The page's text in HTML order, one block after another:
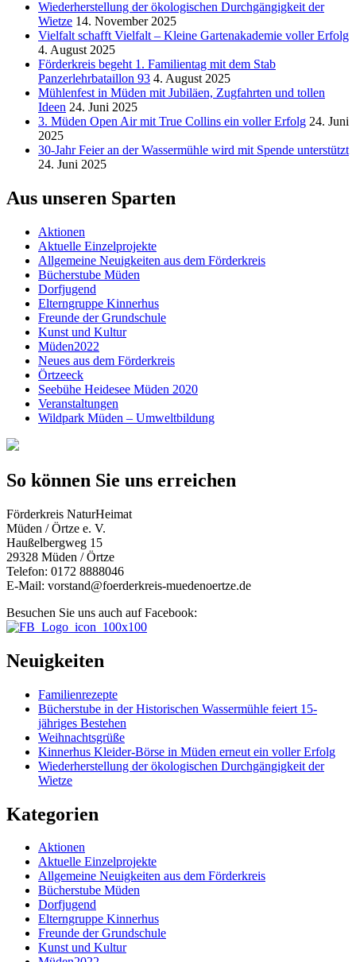
Wiederherstellung der ökologischen Durchgängigkeit der
Wietze 14. November 2025
Vielfalt schafft Vielfalt – Kleine Gartenakademie voller Erfolg
4. August 2025
Förderkreis begeht 1. Familientag mit dem Stab
Panzerlehrbataillon 93 4. August 2025
Mühlenfest in Müden mit Jubiläen, Zugfahrten und tollen
Ideen 24. Juni 2025
3. Müden Open Air mit True Collins ein voller Erfolg 24. Juni
2025
30-Jahr Feier an der Wassermühle wird mit Spende unterstützt
24. Juni 2025
Aus unseren Sparten
Aktionen
Aktuelle Einzelprojekte
Allgemeine Neuigkeiten aus dem Förderkreis
Bücherstube Müden
Dorfjugend
Elterngruppe Kinnerhus
Freunde der Grundschule
Kunst und Kultur
Müden2022
Neues aus dem Förderkreis
Örtzeeck
Seebühe Heidesee Müden 2020
Veranstaltungen
Wildpark Müden – Umweltbildung
So können Sie uns erreichen
Förderkreis NaturHeimat
Müden / Örtze e. V.
Haußelbergweg 15
29328 Müden / Örtze
Telefon: 0172 8888046
E-Mail: vorstand@foerderkreis-muedenoertze.de
Besuchen Sie uns auch auf Facebook:
Neuigkeiten
Familienrezepte
Bücherstube in der Historischen Wassermühle feiert 15-
jähriges Bestehen
Weihnachtsgrüße
Kinnerhus Kleider-Börse in Müden erneut ein voller Erfolg
Wiederherstellung der ökologischen Durchgängigkeit der
Wietze
Kategorien
Aktionen
Aktuelle Einzelprojekte
Allgemeine Neuigkeiten aus dem Förderkreis
Bücherstube Müden
Dorfjugend
Elterngruppe Kinnerhus
Freunde der Grundschule
Kunst und Kultur